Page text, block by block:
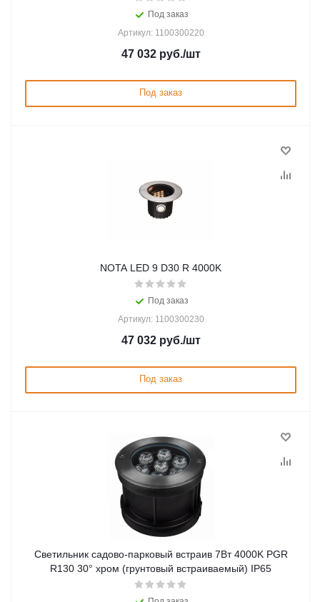
Под заказ
Артикул: 1100300220
47 032руб./шт
Под заказ
NOTA LED 9 D30 R 4000K
Под заказ
Артикул: 1100300230
47 032руб./шт
Под заказ
Светильник садово-парковый встраив 7Вт 4000K PGR
R130 30° хром (грунтовый встраиваемый) IP65